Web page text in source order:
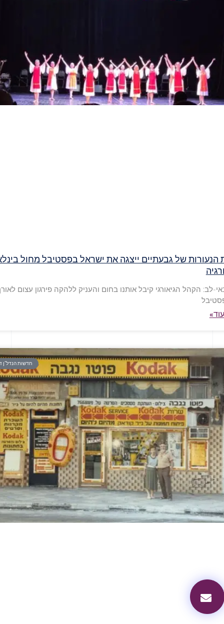
הנעורות של גבעתיים ייצגה את ישראל בפסטיבל מחול
לב: הקהל הגיאורגי קיבל אותנו בחום והעניק ללהקה פירגון עצום
חדשות הנדל"ן